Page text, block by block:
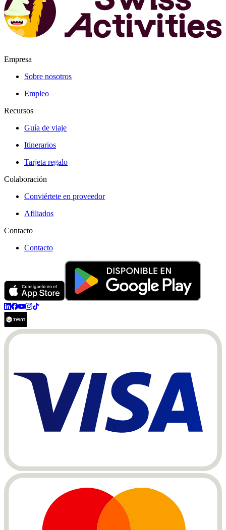
Empresa
Sobre nosotros
Empleo
Recursos
Guía de viaje
Itinerarios
Tarjeta regalo
Colaboración
Conviértete en proveedor
Afiliados
Contacto
Contacto